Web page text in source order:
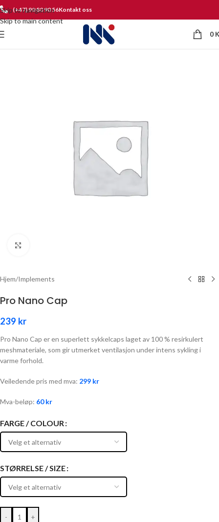
Skip to navigation
Skip to main content
(+47) 90 80 90 56Kontakt oss
0
Hjem/Implements
Pro Nano Cap
239 kr
Pro Nano Cap er en superlett sykkelcaps laget av 100 % resirkulert
meshmateriale, som gir utmerket ventilasjon under intens sykling i
varme forhold.
Veiledende pris med mva: 299 kr
Mva-beløp: 60kr
FARGE / COLOUR
STØRRELSE / SIZE
- +